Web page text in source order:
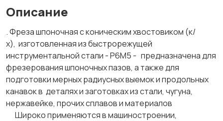
Описание
. Фреза шпоночная с коническим хвостовиком (к/
х), изготовленная из быстрорежущей
инструментальной стали - Р6М5 - предназначена для
фрезерования шпоночных пазов, а также для
подготовки мерных радиусных выемок и продольных
канавок в деталях и заготовках из стали, чугуна,
нержавейке, прочих сплавов и материалов
Широко применяются в машиностроении,